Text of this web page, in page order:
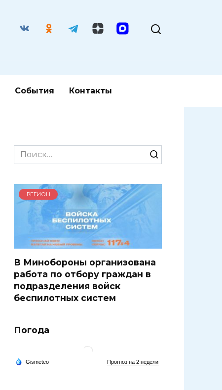
События Контакты
Search
for:
РЕГИОН
В Минобороны организована
работа по отбору граждан в
подразделения войск
беспилотных систем
Погода